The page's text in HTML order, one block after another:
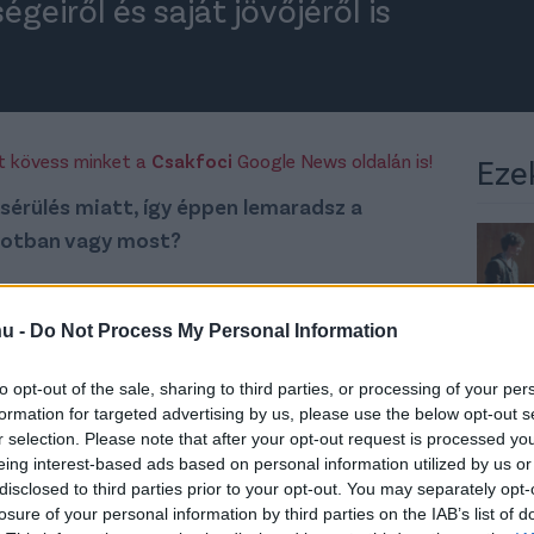
- Do Not Process My Personal Information
opt-out of the sale, sharing to third parties, or processing of your
for targeted advertising by us, please use the below opt-out
selection. Please note that after your opt-out request is processed
interest-based ads based on personal information utilized by us
to third parties prior to your opt-out. You may separately
of your personal information by third parties on the IAB’s list of
és saját jövőjéről is
kövess minket a Csakfoci Google News oldalán is!
miatt, így éppen lemaradsz a
vagy most?
hét, pályára tudnék lépni. Szépen javultam,
pont véget ér a bajnokság. Remélem,
ha én is játszani tudnék a